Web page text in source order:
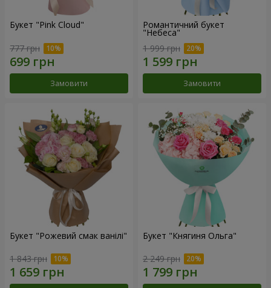
Букет "Pink Cloud"
777 грн
Замовити
Романтичний букет
"Небеса"
1 999 грн
Замовити
Букет "Рожевий смак ванілі"
1 843 грн
Букет "Княгиня Ольга"
2 249 грн